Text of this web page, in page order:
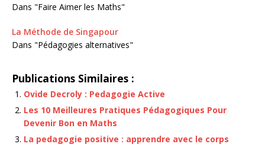
Dans "Faire Aimer les Maths"
La Méthode de Singapour
Dans "Pédagogies alternatives"
Publications Similaires :
Ovide Decroly : Pedagogie Active
Les 10 Meilleures Pratiques Pédagogiques Pour
Devenir Bon en Maths
La pedagogie positive : apprendre avec le corps